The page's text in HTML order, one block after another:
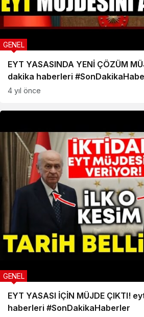
EYT YASASINDA YENİ ÇÖZÜM
dakika haberleri
GENEL
4 yıl önce
EYT YASASI İÇİN MÜJDE ÇIKTI!
haberleri #SonDakikaHaberler
GENEL